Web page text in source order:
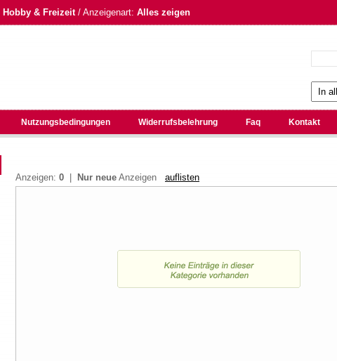
Hobby & Freizeit/ Anzeigenart: Alles zeigen
Nutzungsbedingungen Widerrufsbelehrung Faq Kontakt
Anzeigen: 0 Nur neue Anzeigen auflisten